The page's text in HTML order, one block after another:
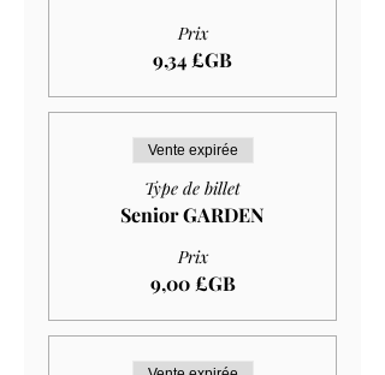
Prix
9,34 £GB
Vente expirée
Type de billet
Senior GARDEN
Prix
9,00 £GB